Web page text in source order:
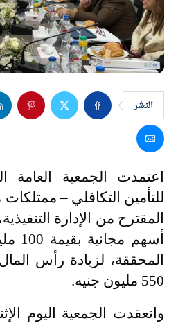
النشر
اعتمدت الجمعية العامة
للتأمين التكافلي –
المقترح من الإدارة
المحققة، لزيادة رأس
550 مليون جنيه
.
وانعقدت الجمعية اليوم